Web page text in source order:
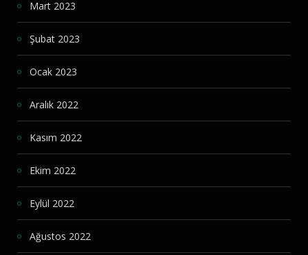
Mart 2023
Şubat 2023
Ocak 2023
Aralık 2022
Kasım 2022
Ekim 2022
Eylül 2022
Ağustos 2022